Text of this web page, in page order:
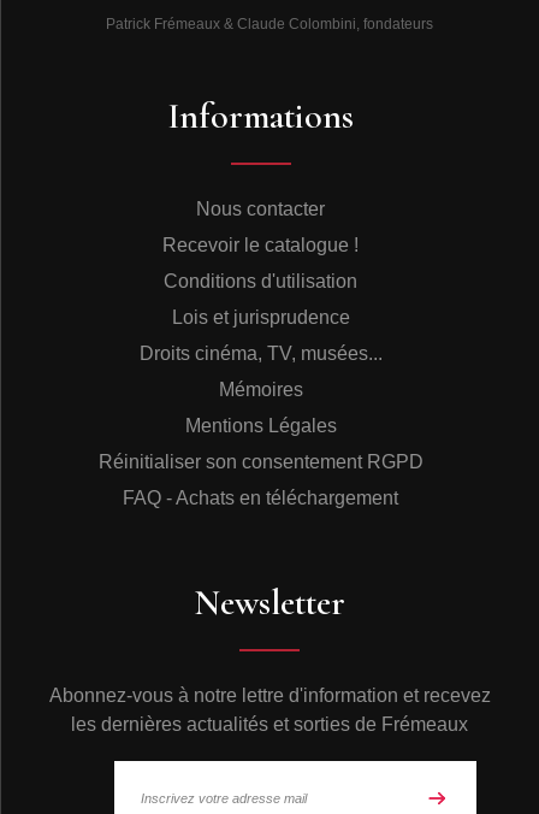
Patrick Frémeaux & Claude Colombini, fondateurs
Informations
Nous contacter
Recevoir le catalogue !
Conditions d'utilisation
Lois et jurisprudence
Droits cinéma, TV, musées...
Mémoires
Mentions Légales
Réinitialiser son consentement RGPD
FAQ - Achats en téléchargement
Newsletter
Abonnez-vous à notre lettre d'information et recevez
les dernières actualités et sorties de Frémeaux